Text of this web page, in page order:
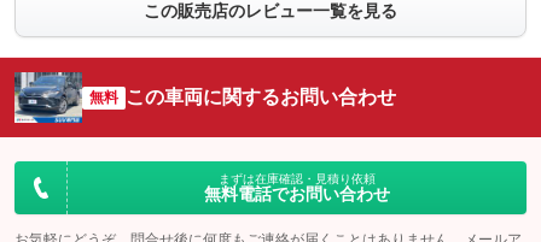
この販売店のレビュー一覧を見る
無料 この車両に関するお問い合わせ
まずは在庫確認・見積り依頼
無料電話でお問い合わせ